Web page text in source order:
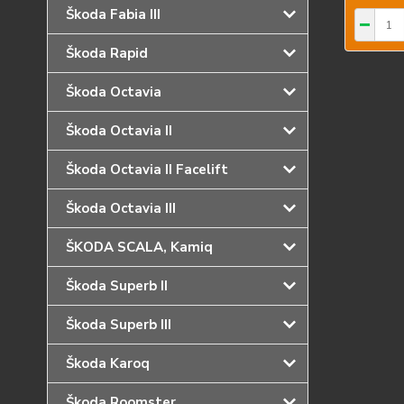
Škoda Fabia III
Škoda Rapid
Škoda Octavia
Škoda Octavia II
Škoda Octavia II Facelift
Škoda Octavia III
ŠKODA SCALA, Kamiq
Škoda Superb II
Škoda Superb III
Škoda Karoq